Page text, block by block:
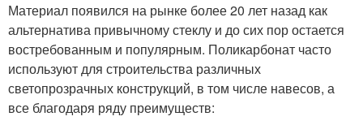
Материал появился на рынке более 20 лет назад как
альтернатива привычному стеклу и до сих пор остается
востребованным и популярным. Поликарбонат часто
используют для строительства различных
светопрозрачных конструкций, в том числе навесов, а
все благодаря ряду преимуществ: